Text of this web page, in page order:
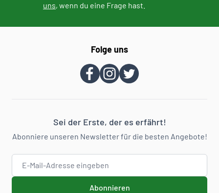
uns, wenn du eine Frage hast.
Folge uns
Sei der Erste, der es erfährt!
Abonniere unseren Newsletter für die besten Angebote!
E-Mail-Adresse
Abonnieren